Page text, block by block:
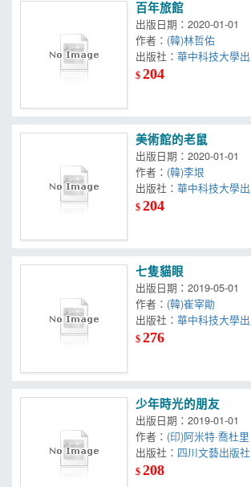
百年旅館
出版日期：2020-01-01
作者： (韓)林哲佑
出版社：華中科技大學
$204
美術館的老鼠
出版日期：2020-01-01
作者： (韓)李垠
出版社：華中科技大學
$204
七隻貓眼
出版日期：2019-05-01
作者： (韓)崔宰勛
出版社：華中科技大學
$276
少年時光的朋友
出版日期：2019-01-01
作者： (印)阿米特·喬杜里
出版社： 四川文藝出版社
$208